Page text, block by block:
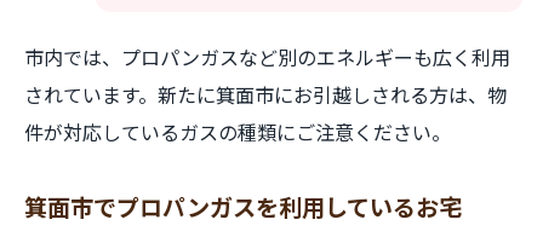
市内では、プロパンガスなど別のエネルギーも広く利用
されています。新たに箕面市にお引越しされる方は、物
件が対応しているガスの種類にご注意ください。
箕面市でプロパンガスを利用しているお宅